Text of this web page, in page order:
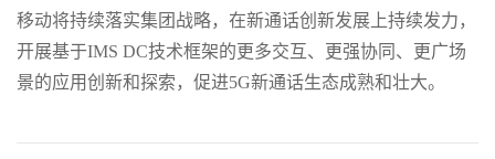
移动将持续落实集团战略，在新通话创新发展上持续发力，
开展基于IMS DC技术框架的更多交互、更强协同、更广场
景的应用创新和探索，促进5G新通话生态成熟和壮大。